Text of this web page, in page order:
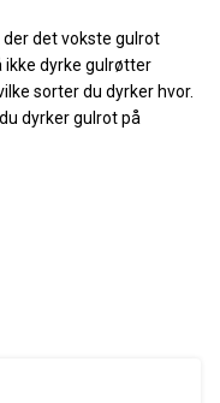
det vokste gulrot
ikke dyrke gulrøtter
sorter du dyrker hvor.
dyrker gulrot på